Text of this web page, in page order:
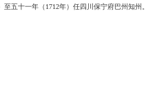
五十一年（1712年）任四川保宁府巴州知州。